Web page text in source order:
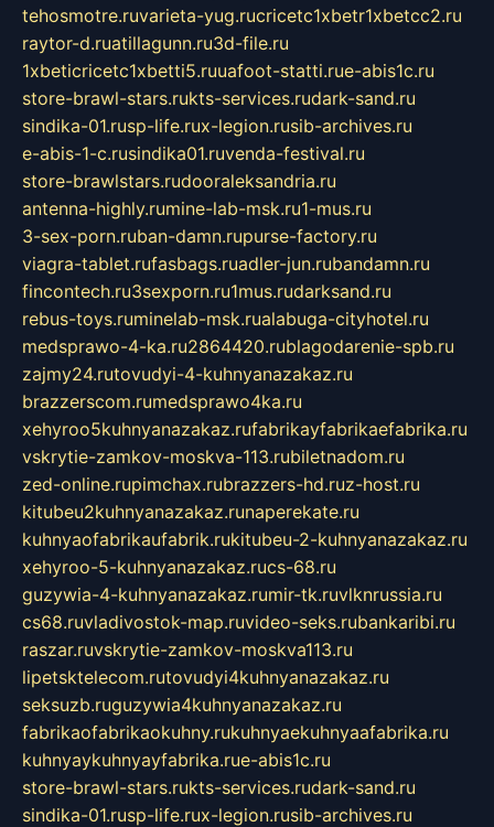
tehosmotre.ruvarieta-yug.rucricetc1xbetr1xbetcc2.ru
raytor-d.ruatillagunn.ru3d-file.ru
1xbeticricetc1xbetti5.ruuafoot-statti.rue-abis1c.ru
store-brawl-stars.rukts-services.rudark-sand.ru
sindika-01.rusp-life.rux-legion.rusib-archives.ru
e-abis-1-c.rusindika01.ruvenda-festival.ru
store-brawlstars.rudooraleksandria.ru
antenna-highly.rumine-lab-msk.ru1-mus.ru
3-sex-porn.ruban-damn.rupurse-factory.ru
viagra-tablet.rufasbags.ruadler-jun.rubandamn.ru
fincontech.ru3sexporn.ru1mus.rudarksand.ru
rebus-toys.ruminelab-msk.rualabuga-cityhotel.ru
medsprawo-4-ka.ru2864420.rublagodarenie-spb.ru
zajmy24.rutovudyi-4-kuhnyanazakaz.ru
brazzerscom.rumedsprawo4ka.ru
xehyroo5kuhnyanazakaz.rufabrikayfabrikaefabrika.ru
vskrytie-zamkov-moskva-113.rubiletnadom.ru
zed-online.rupimchax.rubrazzers-hd.ruz-host.ru
kitubeu2kuhnyanazakaz.runaperekate.ru
kuhnyaofabrikaufabrik.rukitubeu-2-kuhnyanazakaz.ru
xehyroo-5-kuhnyanazakaz.rucs-68.ru
guzywia-4-kuhnyanazakaz.rumir-tk.ruvlknrussia.ru
cs68.ruvladivostok-map.ruvideo-seks.rubankaribi.ru
raszar.ruvskrytie-zamkov-moskva113.ru
lipetsktelecom.rutovudyi4kuhnyanazakaz.ru
seksuzb.ruguzywia4kuhnyanazakaz.ru
fabrikaofabrikaokuhny.rukuhnyaekuhnyaafabrika.ru
kuhnyaykuhnyayfabrika.rue-abis1c.ru
store-brawl-stars.rukts-services.rudark-sand.ru
sindika-01.rusp-life.rux-legion.rusib-archives.ru